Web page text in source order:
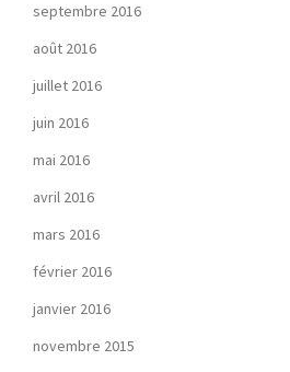
septembre 2016
août 2016
juillet 2016
juin 2016
mai 2016
avril 2016
mars 2016
février 2016
janvier 2016
novembre 2015